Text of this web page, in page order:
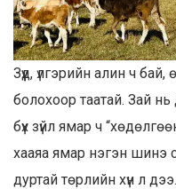
Зүүд, үлгэрийн алин ч
болохоор таатай. Зай нь
бүх зүйл ямар ч
хааяа ямар нэгэн шинэ
дуртай төрлийн хүн л